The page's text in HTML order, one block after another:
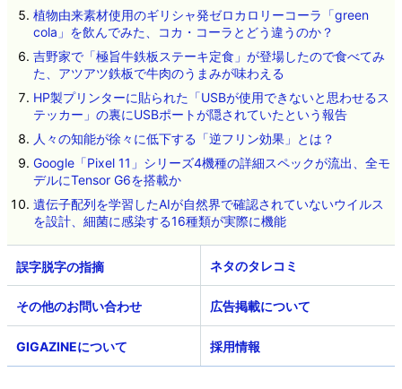
植物由来素材使用のギリシャ発ゼロカロリーコーラ「green
cola」を飲んでみた、コカ・コーラとどう違うのか？
吉野家で「極旨牛鉄板ステーキ定食」が登場したので食べてみ
た、アツアツ鉄板で牛肉のうまみが味わえる
HP製プリンターに貼られた「USBが使用できないと思わせるス
テッカー」の裏にUSBポートが隠されていたという報告
人々の知能が徐々に低下する「逆フリン効果」とは？
Google「Pixel 11」シリーズ4機種の詳細スペックが流出、全モ
デルにTensor G6を搭載か
遺伝子配列を学習したAIが自然界で確認されていないウイルス
を設計、細菌に感染する16種類が実際に機能
ネタのタレコミ
その他のお問い合わせ 広告掲載について
GIGAZINEについて 採用情報